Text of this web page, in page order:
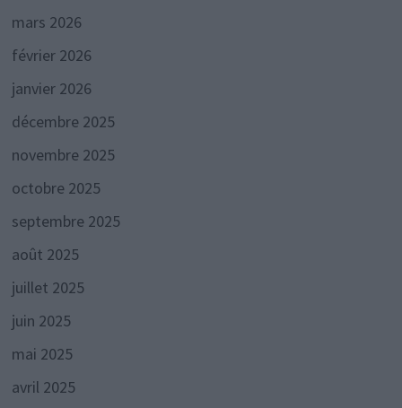
mars 2026
février 2026
janvier 2026
décembre 2025
novembre 2025
octobre 2025
septembre 2025
août 2025
juillet 2025
juin 2025
mai 2025
avril 2025